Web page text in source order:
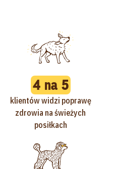
4 na 5
klientów widzi poprawę
zdrowia na świeżych
posiłkach